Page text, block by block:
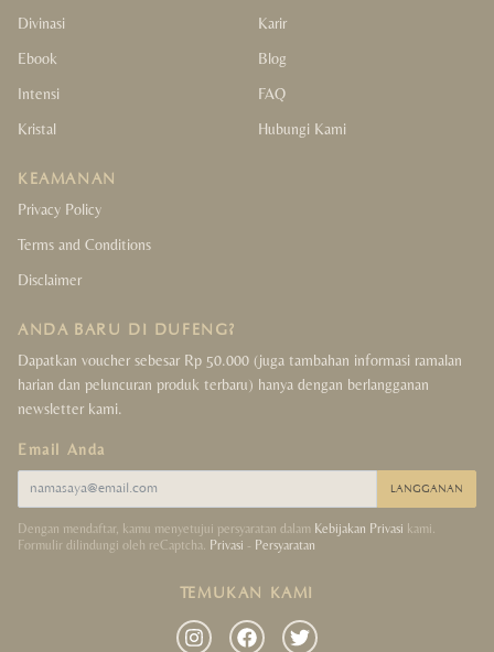
Decor Collection
Strings Collection
Lucky Coins Collection
Divinasi
Ebook
Intensi
Kristal
Karir
Blog
FAQ
Hubungi Kami
KEAMANAN
Privacy Policy
Terms and Conditions
Disclaimer
ANDA BARU DI DUFENG?
Dapatkan voucher sebesar Rp 50.000 (juga tambahan informasi ramalan
harian dan peluncuran produk terbaru) hanya dengan berlangganan
newsletter kami.
Email Anda
LANGGANAN
Dengan mendaftar, kamu menyetujui persyaratan dalam Kebijakan Privasi kami.
Formulir dilindungi oleh reCaptcha. Privasi - Persyaratan
TEMUKAN KAMI